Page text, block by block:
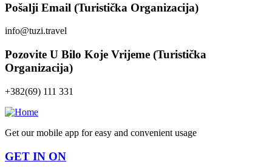
Pošalji Email (Turistička Organizacija)
info@tuzi.travel
Pozovite U Bilo Koje Vrijeme (Turistička
Organizacija)
+382(69) 111 331
Get our mobile app for easy and convenient usage
GET IN ON